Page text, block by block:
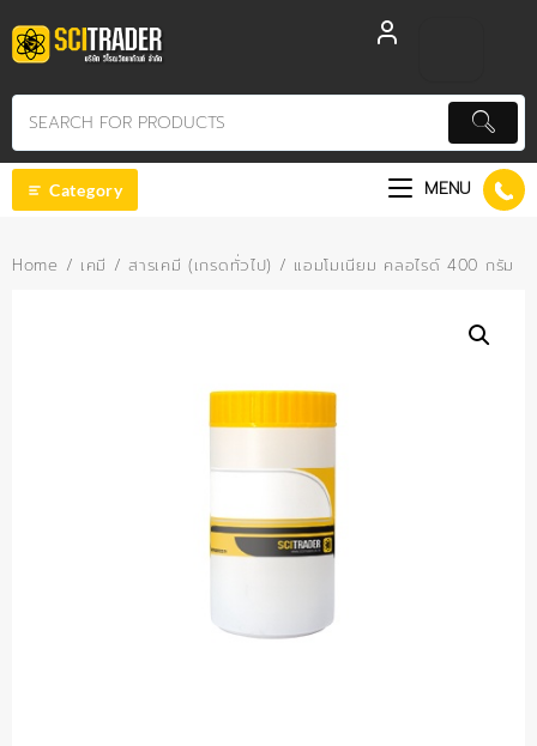
to
content
Category MENU
Home / เคมี /สารเคมี (เกรดทั่วไป) / แอมโมเนียม คลอไรด์ 400 กรัม